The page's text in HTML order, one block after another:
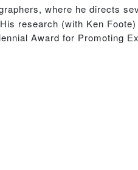
where he directs
research (with Ken
Award for Promoting